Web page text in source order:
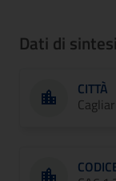
Dati di
CITTÀ
Cagliari